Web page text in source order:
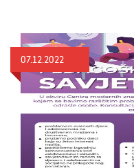
07.12.2022